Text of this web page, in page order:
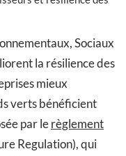
Sociaux
la résilience des
mieux
verts bénéficient
par lerèglement
Regulation), qui